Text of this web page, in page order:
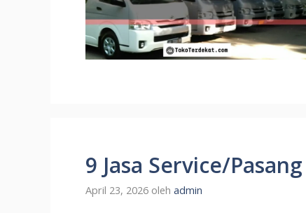
9 Jasa Service/
April 23, 2026 oleh admin